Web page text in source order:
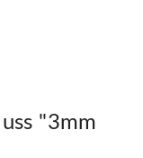
"3mm